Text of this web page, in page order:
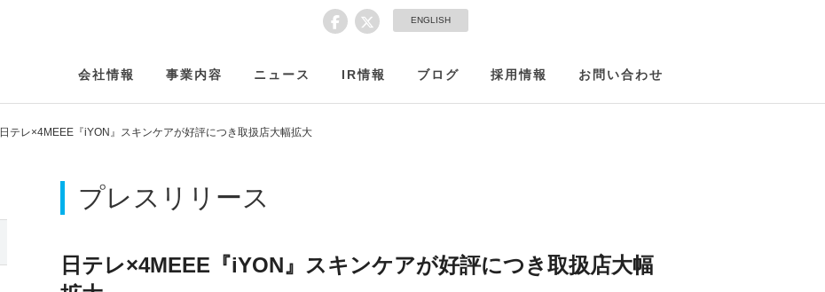
ENGLISH
会社情報 事業内容 ニュース IR情報 ブログ 採用情報 お問い合わせ
日テレ×4MEEE『iYON』スキンケアが好評につき取扱店大幅拡大
プレスリリース
日テレ×4MEEE『iYON』スキンケアが好評につき取扱店大幅